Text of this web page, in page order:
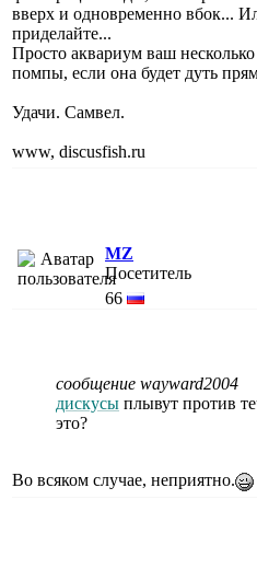
вверх и одновременно вбок...
приделайте...
Просто аквариум ваш
помпы, если она будет дуть
Удачи. Самвел.
www, discusfish.ru
MZ
Посетитель
66
сообщение wayward2004
дискусы плывут против
это?
Во всяком случае, неприятно.